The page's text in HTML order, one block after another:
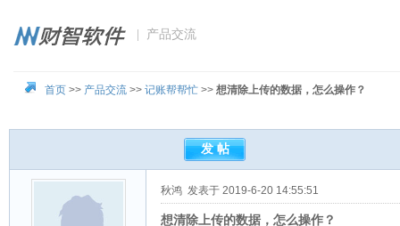
| 产品交流
首页 >> 产品交流 >> 记账帮帮忙 >> 想清除上传的数据，怎么操作？
秋鸿 发表于 2019-6-20 14:55:51
想清除上传的数据，怎么操作？